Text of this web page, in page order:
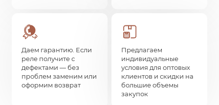
Даем гарантию. Если
реле получите с
дефектами — без
проблем заменим или
оформим возврат
Предлагаем
индивидуальные
условия для оптовых
клиентов и скидки на
большие объемы
закупок